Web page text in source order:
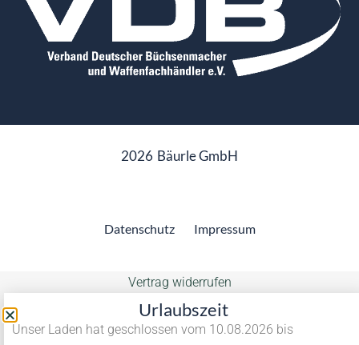
2026 Bäurle GmbH
Datenschutz Impressum
Vertrag widerrufen
Urlaubszeit
Unser Laden hat geschlossen vom 10.08.2026 bis